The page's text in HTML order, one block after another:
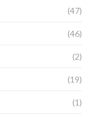
(47)
(46)
(2)
(19)
(1)